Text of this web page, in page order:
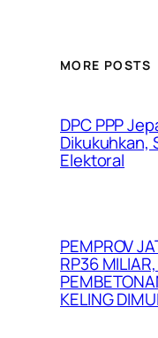
MORE POSTS
DPC PPP
Dikukuhkan,
Elektoral
PEMPROV
RP36
KELING